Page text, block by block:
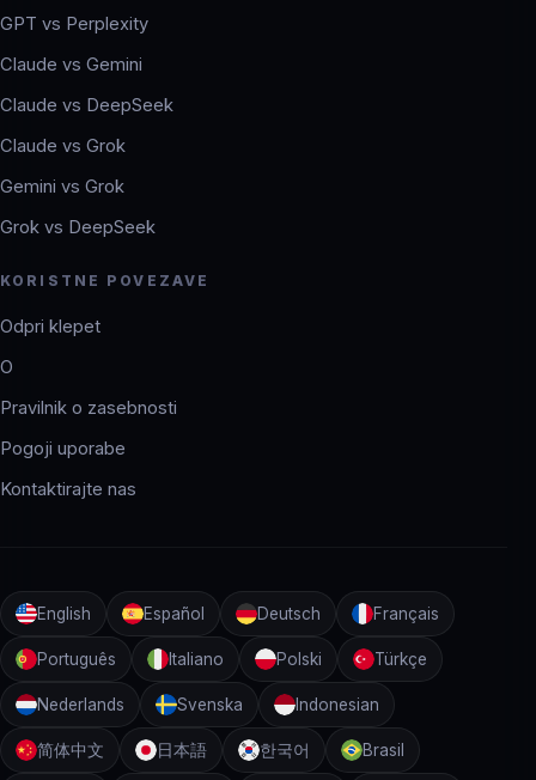
GPT vs Perplexity
Claude vs Gemini
Claude vs DeepSeek
Claude vs Grok
Gemini vs Grok
Grok vs DeepSeek
KORISTNE POVEZAVE
Odpri klepet
O
Pravilnik o zasebnosti
Pogoji uporabe
Kontaktirajte nas
English Español Deutsch Français
Português Italiano Polski Türkçe
Nederlands Svenska Indonesian
简体中文 日本語 한국어 Brasil